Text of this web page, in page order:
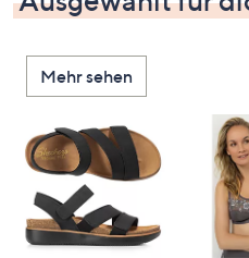
Mehr sehen